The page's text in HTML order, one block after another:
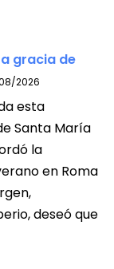
gracia de
2026
esta
Santa María
la
en Roma
deseó que